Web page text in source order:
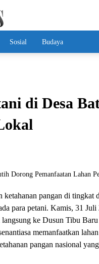
Sosial Budaya
di Desa
ketahanan pangan di tingkat
para petani. Kamis, 31
ke Dusun Tibu
memanfaatkan
pangan nasional